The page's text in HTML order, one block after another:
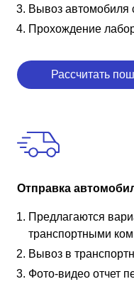
Вывоз автомобиля
Прохождение
Рассчитать
Отправка
Предлагаются
транспортными
Вывоз в
Фото-видео отчет